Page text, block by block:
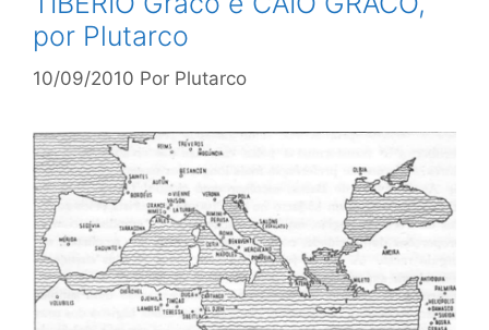
por Plutarco
10/09/2010 Por Plutarco